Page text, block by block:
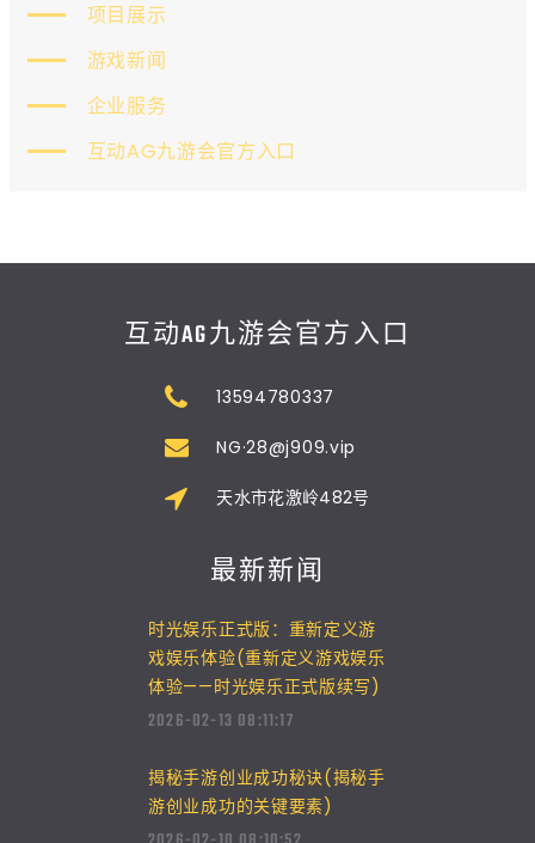
项目展示
游戏新闻
企业服务
互动AG九游会官方入口
互动AG九游会官方入口
13594780337
NG·28@j909.vip
天水市花激岭482号
最新新闻
时光娱乐正式版：重新定义游
戏娱乐体验(重新定义游戏娱乐
体验——时光娱乐正式版续写)
2026-02-13 08:11:17
揭秘手游创业成功秘诀(揭秘手
游创业成功的关键要素)